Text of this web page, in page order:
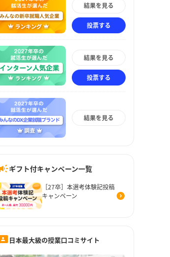
結果を見る
投票する
結果を見る
投票する
結果を見る
ギフト付キャンペーン一覧
［27卒］本選考体験記投稿
キャンペーン
日本最大級の授業口コミサイト